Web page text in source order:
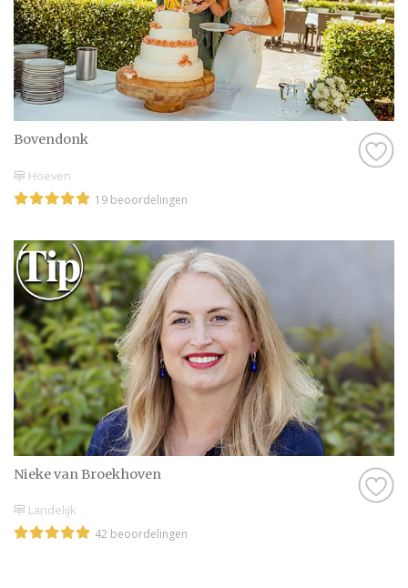
Bovendonk
Hoeven
19 beoordelingen
Nieke van Broekhoven
Landelijk
42 beoordelingen